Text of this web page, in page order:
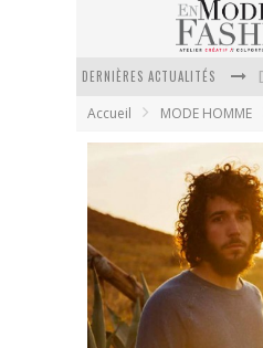
DERNIÈRES ACTUALITÉS
Accueil MODE HOMME
Levi’s Made and